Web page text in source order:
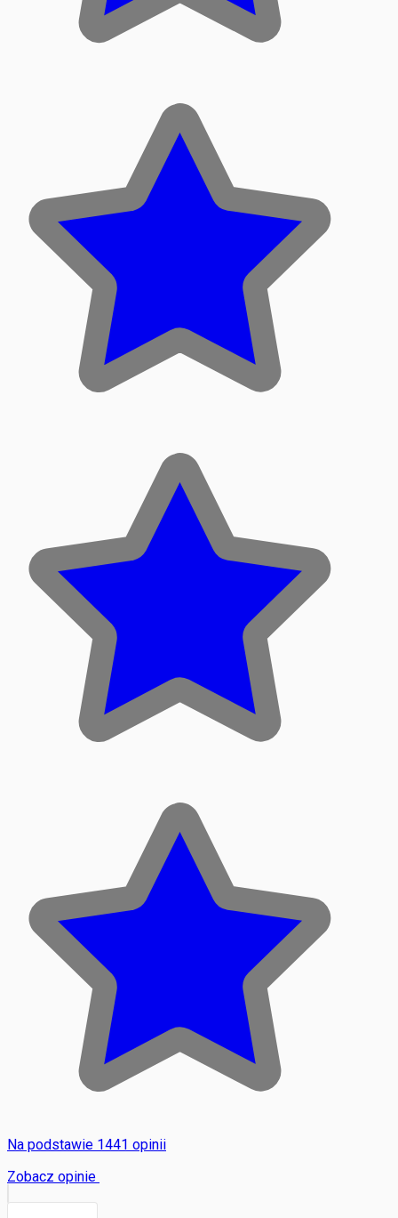
Na podstawie 1441 opinii
Zobacz opinie